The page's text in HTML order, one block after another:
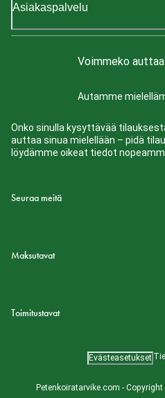
Asiakaspalvelu
Voimmeko
Autamme
Onko sinulla kysyttävää
auttaa sinua mielellään – pidä
löydämme oikeat tiedot
Seuraa meitä
Maksutavat
Toimitustavat
Petenkoiratarvike.com -
Evästeasetukset